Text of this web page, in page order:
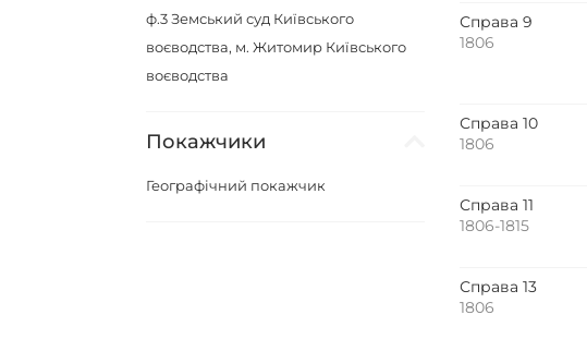
ф.3Земський суд Київського
воєводства, м. Житомир Київського
воєводства
Покажчики
Географічний покажчик
Справа 9
1806
Справа 10
1806
Справа 11
1806-1815
Справа 13
1806